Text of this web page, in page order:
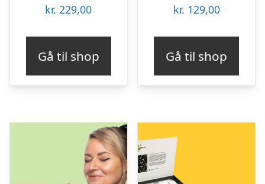
kr. 229,00
Gå til shop
kr. 129,00
Gå til shop